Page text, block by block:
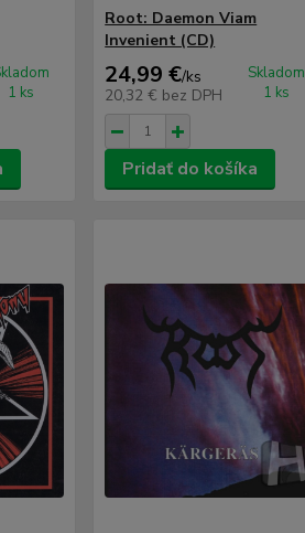
1 ks
Root: Daemon Viam
Invenient (CD)
24,99 €/ks
20,32 € bez DPH
Skladom
1 ks
Pridať do košíka